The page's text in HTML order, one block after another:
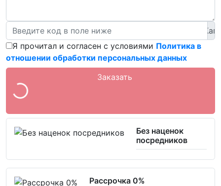
Я прочитал и согласен с условиями Политика в
отношении обработки персональных данных
Заказать
Без наценок
посредников
Рассрочка 0%